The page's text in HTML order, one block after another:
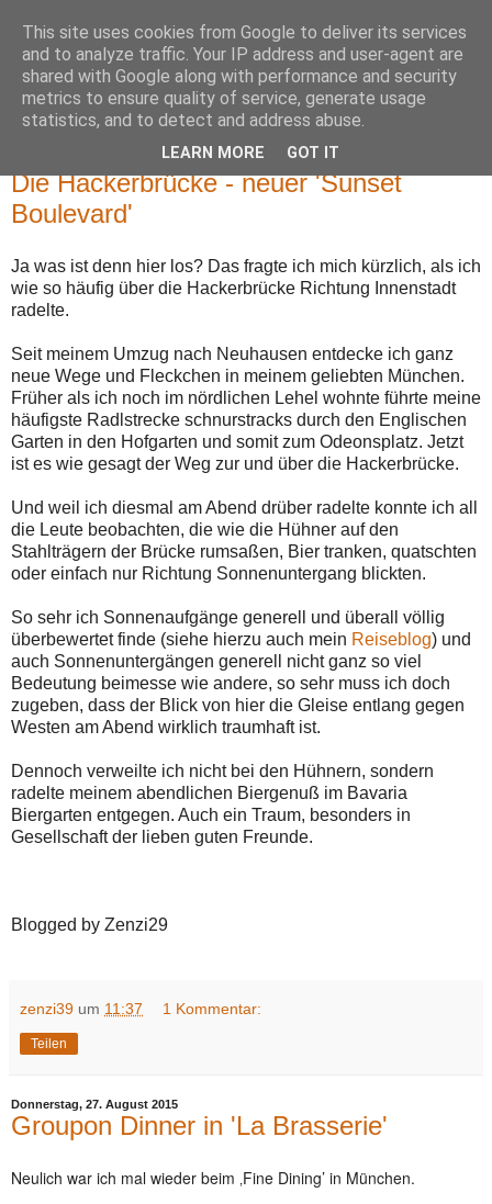
Neulich in München
Kurioses und Fakten aus Bayerns Hauptstadt
Die Hackerbrücke - neuer 'Sunset
Boulevard'
Ja was ist denn hier los? Das fragte ich mich kürzlich, als ich
wie so häufig über die Hackerbrücke Richtung Innenstadt
radelte.
Seit meinem Umzug nach Neuhausen entdecke ich ganz
neue Wege und Fleckchen in meinem geliebten München.
Früher als ich noch im nördlichen Lehel wohnte führte meine
häufigste Radlstrecke schnurstracks durch den Englischen
Garten in den Hofgarten und somit zum Odeonsplatz. Jetzt
ist es wie gesagt der Weg zur und über die Hackerbrücke.
Und weil ich diesmal am Abend drüber radelte konnte ich all
die Leute beobachten, die wie die Hühner auf den
Stahlträgern der Brücke rumsaßen, Bier tranken, quatschten
oder einfach nur Richtung Sonnenuntergang blickten.
So sehr ich Sonnenaufgänge generell und überall völlig
überbewertet finde (siehe hierzu auch mein Reiseblog) und
auch Sonnenuntergängen generell nicht ganz so viel
Bedeutung beimesse wie andere, so sehr muss ich doch
zugeben, dass der Blick von hier die Gleise entlang gegen
Westen am Abend wirklich traumhaft ist.
Dennoch verweilte ich nicht bei den Hühnern, sondern
radelte meinem abendlichen Biergenuß im Bavaria
Biergarten entgegen. Auch ein Traum, besonders in
Gesellschaft der lieben guten Freunde.
Blogged by Zenzi29
zenzi39 um 11:37 1 Kommentar:
Teilen
Donnerstag, 27. August 2015
Groupon Dinner in 'La Brasserie'
Neulich war ich mal wieder beim ‚Fine Dining’ in München.
This site uses cookies from Google to deliver its services
and to analyze traffic. Your IP address and user-agent are
shared with Google along with performance and security
metrics to ensure quality of service, generate usage
statistics, and to detect and address abuse.
LEARN MORE GOT IT